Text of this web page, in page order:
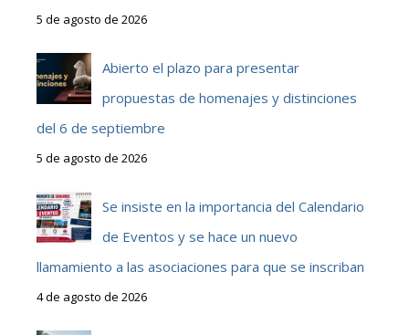
5 de agosto de 2026
Abierto el plazo para presentar
propuestas de homenajes y distinciones
del 6 de septiembre
5 de agosto de 2026
Se insiste en la importancia del Calendario
de Eventos y se hace un nuevo
llamamiento a las asociaciones para que se inscriban
4 de agosto de 2026